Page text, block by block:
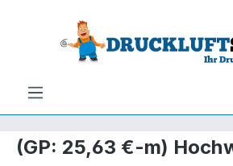
Hauptinhalt springen
Zur Suche springen
(GP: 25,63 €-m)